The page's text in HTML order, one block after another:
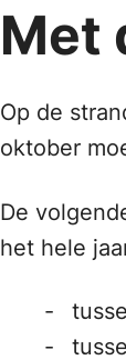
Met
Op de
oktober
De
het hele